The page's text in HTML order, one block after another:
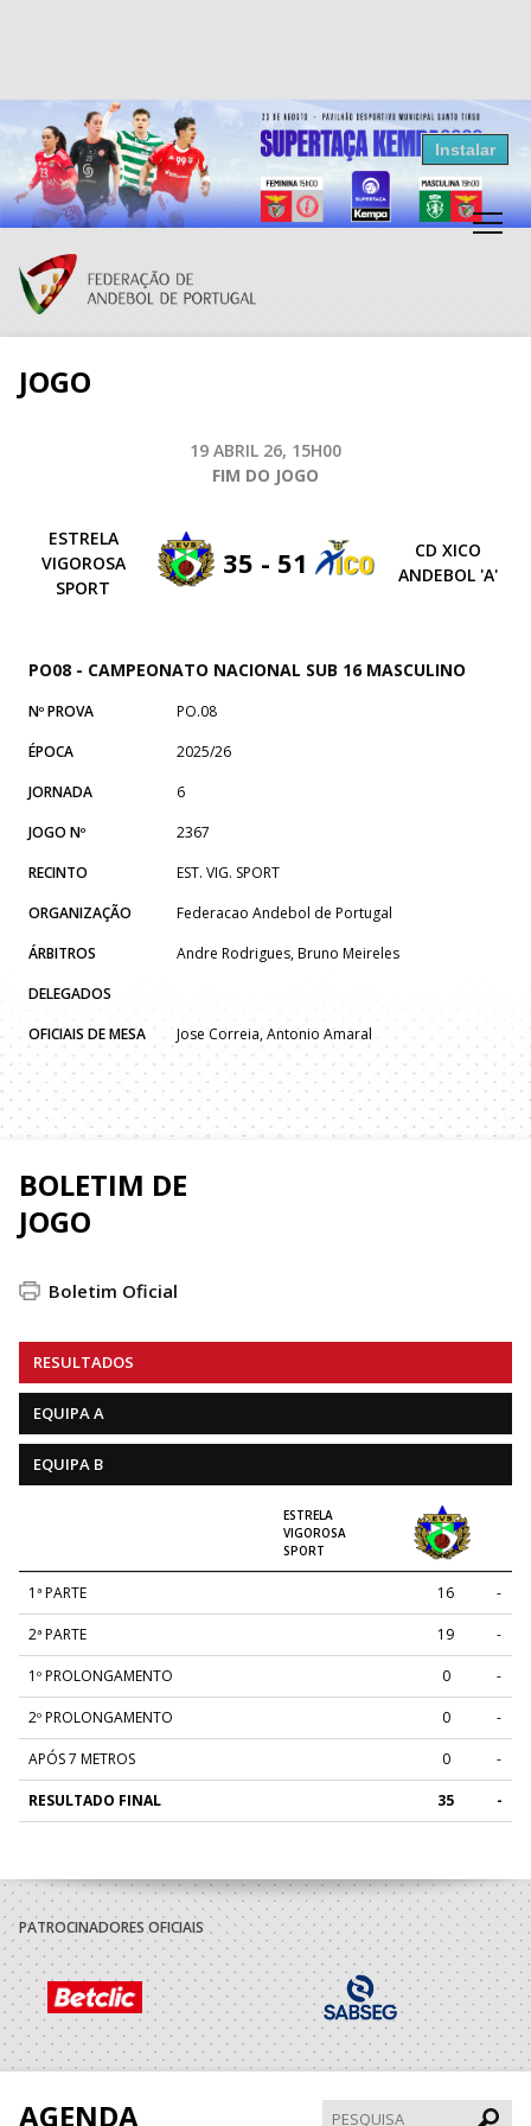
Resultados Andebol
Federação de Andebol de Portugal
Grátis - Disponivel na Play Store
Instalar
JOGO
19 ABRIL 26, 15H00
FIM DO JOGO
ESTRELA
VIGOROSA
SPORT
35 - 51
CD XICO
ANDEBOL 'A'
PO08 - CAMPEONATO NACIONAL SUB 16 MASCULINO
Nº PROVA
PO.08
ÉPOCA
2025/26
JORNADA
6
JOGO Nº
2367
RECINTO
EST. VIG. SPORT
ORGANIZAÇÃO
Federacao Andebol de Portugal
ÁRBITROS
Andre Rodrigues, Bruno Meireles
DELEGADOS
OFICIAIS DE MESA
Jose Correia, Antonio Amaral
BOLETIM DE
JOGO
Boletim Oficial
RESULTADOS
EQUIPA A
EQUIPA B
ESTRELA
VIGOROSA
SPORT
1ª PARTE 16 -
2ª PARTE 19 -
1º PROLONGAMENTO 0 -
2º PROLONGAMENTO 0 -
APÓS 7 METROS 0 -
RESULTADO FINAL 35 -
PATROCINADORES OFICIAIS
AGENDA